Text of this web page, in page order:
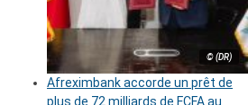
© (DR)
Afreximbank accorde un prêt de
plus de 72 milliards de FCFA au